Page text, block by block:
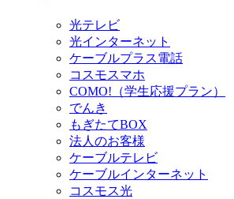
光テレビ
光インターネット
ケーブルプラス電話
コスモスマホ
COMO!（学生応援プラン）
でんき
もぎたてBOX
法人のお客様
ケーブルテレビ
ケーブルインターネット
コスモス光